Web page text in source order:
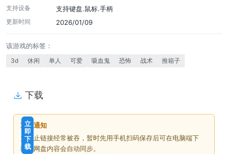
支持设备 支持键盘.鼠标.手柄
更新时间 2026/01/09
该游戏的标签：
3d 休闲 单人 可爱 吸血鬼 恐怖 战术 推箱子
下载
下
载
价
格
免
费
立
即
下
载
重要通知
为防止链接经常被吞，暂时先用手机扫码保存后可在电脑端下
载，网盘内容会自动同步。